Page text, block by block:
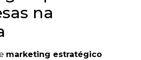
na
marketing estratégico